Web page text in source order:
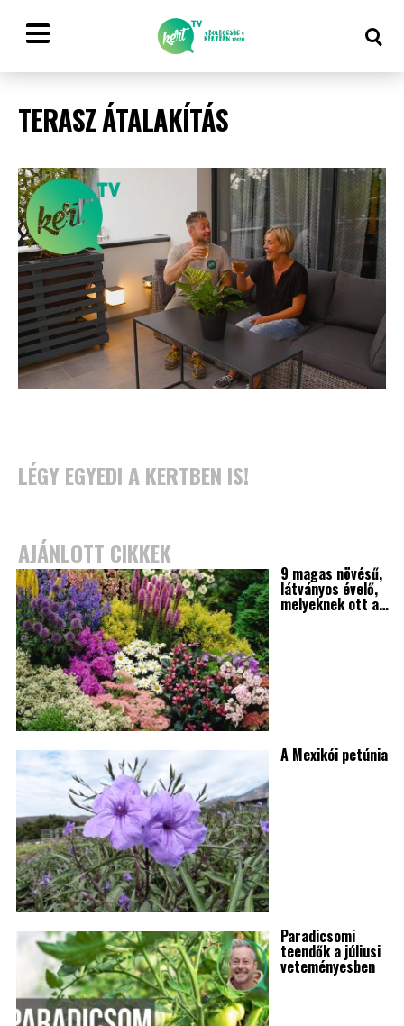
TERASZ ÁTALAKÍTÁS
LÉGY EGYEDI A KERTBEN IS!
AJÁNLOTT CIKKEK
9 magas növésű,
látványos évelő,
melyeknek ott a…
A Mexikói petúnia
Paradicsomi
teendők a júliusi
veteményesben